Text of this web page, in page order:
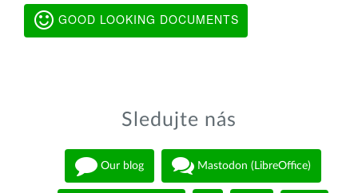
GOOD LOOKING DOCUMENTS
Sledujte nás
Our blog Mastodon (LibreOffice)